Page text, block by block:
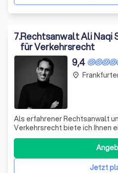
7.Rechtsanwalt Ali Naqi
für Verkehrsrecht
9,4
Als erfahrener Rechtsanwalt
Verkehrsrecht biete ich Ihnen
kompetente Rechtsberatung.
Erfahrung und meinem
in allen Fragen des
lege ich großen Wert auf eine
Jetzt
place